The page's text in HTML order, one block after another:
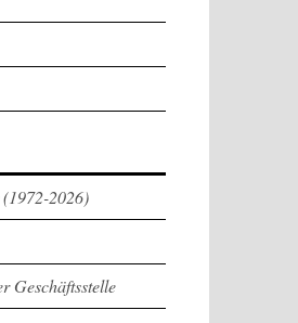
2026)
Geschäftsstelle